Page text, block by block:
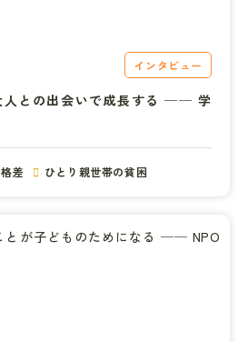
インタビュー
人との出会いで成長する ── 学
差 ひとり親世帯の貧困